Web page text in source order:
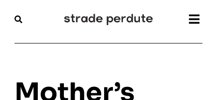
Magazine
Mother’s